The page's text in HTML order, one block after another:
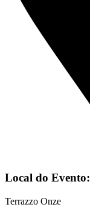
Local do Evento:
Terrazzo Onze